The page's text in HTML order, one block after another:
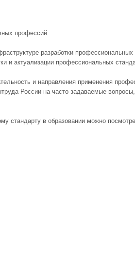
профессий
разработки профессиональных
и актуализации профессиональных
и направления применения
России на часто задаваемые
стандарту в образовании можно